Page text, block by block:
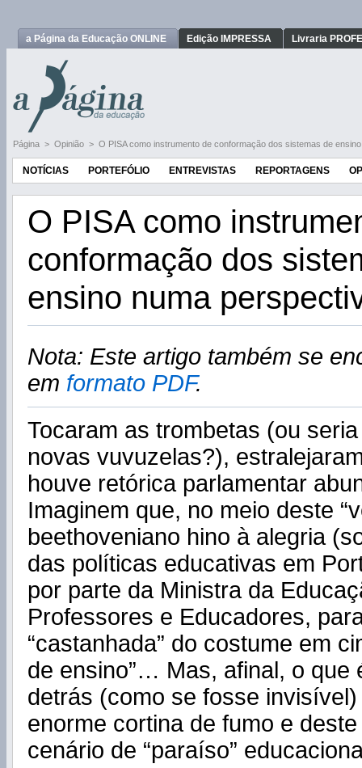
a Página da Educação ONLINE Edição IMPRESSA Livraria
Página > Opinião > O PISA como instrumento de conformação dos sistemas de
NOTÍCIAS PORTEFÓLIO ENTREVISTAS REPORTAGENS
O PISA como
conformação dos
ensino numa
Nota: Este artigo também se
em formato PDF.
Tocaram as trombetas (ou
novas vuvuzelas?),
houve retórica parlamentar
Imaginem que, no meio deste
beethoveniano hino à alegria
das políticas educativas em
por parte da Ministra da
Professores e Educadores,
“castanhada” do costume em
de ensino”… Mas, afinal, o que
detrás (como se fosse
enorme cortina de fumo e
cenário de “paraíso”